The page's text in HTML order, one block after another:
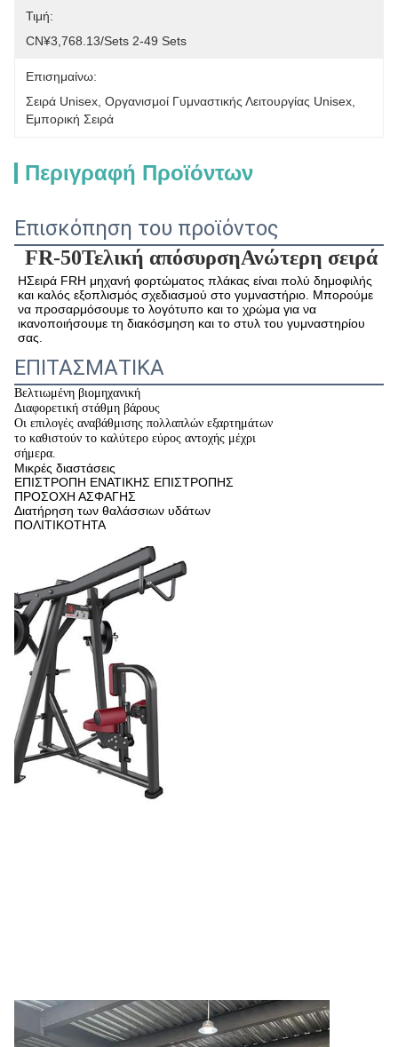
Τιμή:
CN¥3,768.13/sets 2-49 Sets
Επισημαίνω:
Σειρά Unisex Οργανισμοί Γυμναστικής Λειτουργίας Unisex
Εμπορική Σειρά
Περιγραφή Προϊόντων
Επισκόπηση του προϊόντος
FR-50Τελική απόσυρσηΑνώτερη σειρά
ΗΣειρά FRΗ μηχανή φορτώματος πλάκας είναι πολύ δημοφιλής
και καλός εξοπλισμός σχεδιασμού στο γυμναστήριο. Μπορούμε
να προσαρμόσουμε το λογότυπο και το χρώμα για να
ικανοποιήσουμε τη διακόσμηση και το στυλ του γυμναστηρίου
σας.
ΕΠΙΤΑΣΜΑΤΙΚΑ
Βελτιωμένη βιομηχανική
Διαφορετική στάθμη βάρους
Οι επιλογές αναβάθμισης πολλαπλών εξαρτημάτων
το καθιστούν το καλύτερο εύρος αντοχής μέχρι
σήμερα.
Μικρές διαστάσεις
ΕΠΙΣΤΡΟΠΗ ΕΝΑΤΙΚΗΣ ΕΠΙΣΤΡΟΠΗΣ
ΠΡΟΣΟΧΗ ΑΣΦΑΓΗΣ
Διατήρηση των θαλάσσιων υδάτων
ΠΟΛΙΤΙΚΟΤΗΤΑ